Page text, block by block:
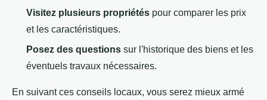
Visitez plusieurs propriétés pour comparer les prix
et les caractéristiques.
Posez des questions sur l'historique des biens et les
éventuels travaux nécessaires.
En suivant ces conseils locaux, vous serez mieux armé